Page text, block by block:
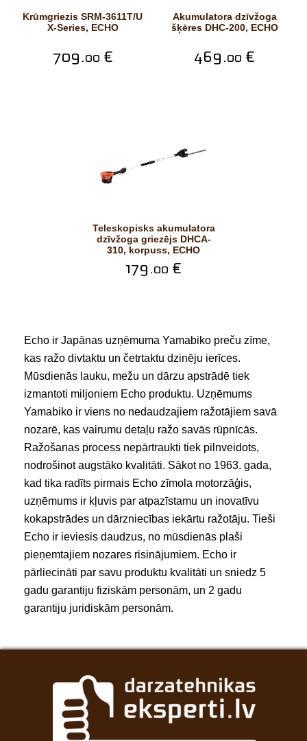
Krūmgriezis SRM-3611T/U
X-Series, ECHO
709.00 €
Akumulatora dzīvžoga
šķēres DHC-200, ECHO
469.00 €
Teleskopisks akumulatora
dzīvžoga griezējs DHCA-
310, korpuss, ECHO
179.00 €
Echo ir Japānas uzņēmuma Yamabiko preču zīme,
kas ražo divtaktu un četrtaktu dzinēju ierīces.
Mūsdienās lauku, mežu un dārzu apstrādē tiek
izmantoti miljoniem Echo produktu. Uzņēmums
Yamabiko ir viens no nedaudzajiem ražotājiem savā
nozarē, kas vairumu detaļu ražo savās rūpnīcās.
Ražošanas process nepārtraukti tiek pilnveidots,
nodrošinot augstāko kvalitāti. Sākot no 1963. gada,
kad tika radīts pirmais Echo zīmola motorzāģis,
uzņēmums ir kļuvis par atpazīstamu un inovatīvu
kokapstrādes un dārzniecības iekārtu ražotāju. Tieši
Echo ir ieviesis daudzus, no mūsdienās plaši
pieņemtajiem nozares risinājumiem. Echo ir
pārliecināti par savu produktu kvalitāti un sniedz 5
gadu garantiju fiziskām personām, un 2 gadu
garantiju juridiskām personām.